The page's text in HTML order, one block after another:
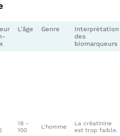
L'âge Genre
Interprétation
des
biomarqueurs
18 -
100
L'homme
La créatinine
est trop faible.